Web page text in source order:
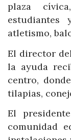
plaza
estudiantes
atletismo,
El director
la ayuda
centro,
tilapias,
El
comunidad